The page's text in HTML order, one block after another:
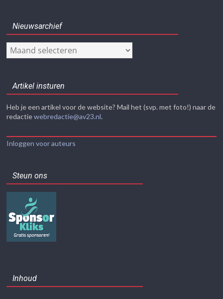
Nieuwsarchief
Nieuwsarchief
Artikel insturen
Heb je een artikel voor de website? Mail het (svp. met foto!) naar de
redactiewebredactie@av23.nl.
Inloggen voor auteurs
Steun ons
Inhoud